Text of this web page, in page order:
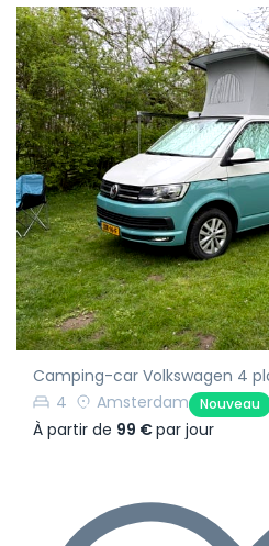
Camping-car Volkswagen 4
4
Amsterdam Nouveau
À partir de 99 €par jour